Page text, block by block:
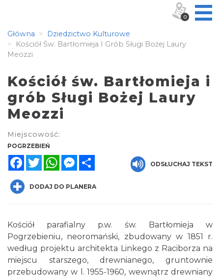
Główna
Dziedzictwo Kulturowe
Kościół Św. Bartłomieja I Grób Sługi Bożej Laury
Meozzi
Kościół św. Bartłomieja i
grób Sługi Bożej Laury
Meozzi
Miejscowość:
POGRZEBIEŃ
FacebookTwitterWhatsAppMessenger
ODSŁUCHAJ TEKST
DODAJ DO PLANERA
Kościół parafialny p.w. św. Bartłomieja w
Pogrzebieniu, neoromański, zbudowany w 1851 r.
według projektu architekta Linkego z Raciborza na
miejscu starszego, drewnianego, gruntownie
przebudowany w l. 1955-1960, wewnątrz drewniany
0